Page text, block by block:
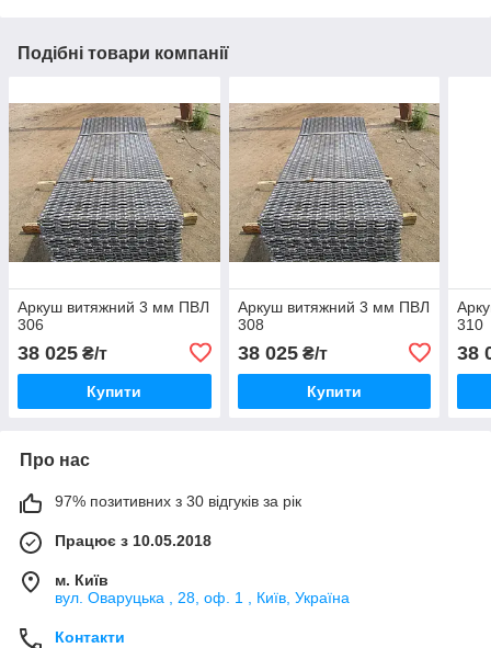
Подібні товари компанії
Аркуш витяжний 3 мм ПВЛ
306
38 025 ₴/т
Купити
Аркуш витяжний 3 мм ПВЛ
308
38 025₴/т
Купити
310
38
Про нас
97% позитивних з 30 відгуків за рік
Працює з 10.05.2018
м. Київ
вул. Оваруцька , 28, оф. 1 , Київ, Україна
Контакти